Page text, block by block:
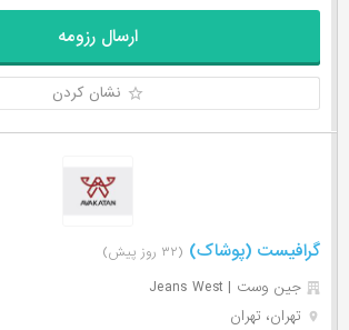
ارسال رزومه
نشان کردن
گرافیست (پوشاک) (۳۲ روز پیش)
جین وست | Jeans West
تهران، تهران